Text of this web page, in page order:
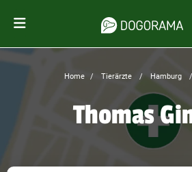
Home Tierärzte Hamburg
Thomas